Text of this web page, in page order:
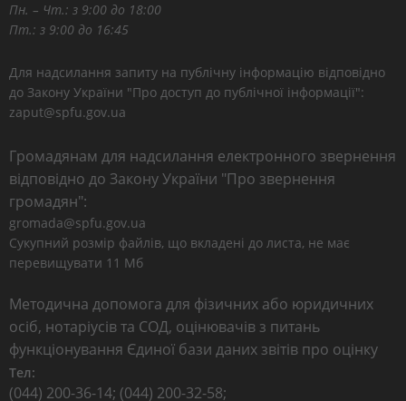
Пн. – Чт.: з 9:00 до 18:00
Пт.: з 9:00 до 16:45
Для надсилання запиту на публічну інформацію відповідно
до Закону України "Про доступ до публічної інформації":
zaput@spfu.gov.ua
Громадянам для надсилання електронного звернення
відповідно до Закону України "Про звернення
громадян":
gromada@spfu.gov.ua
Сукупний розмір файлів, що вкладені до листа, не має
перевищувати 11 Мб
Методична допомога для фізичних або юридичних
осіб, нотаріусів та СОД, оцінювачів з питань
функціонування Єдиної бази даних звітів про оцінку
Тел:
(044) 200-36-14; (044) 200-32-58;